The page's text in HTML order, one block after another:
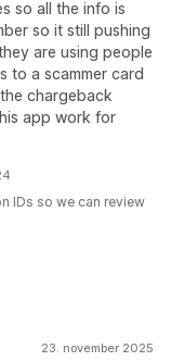
so all the info is
so it still pushing
are using people
to a scammer card
chargeback
app work for
IDs so we can review
23. november 2025